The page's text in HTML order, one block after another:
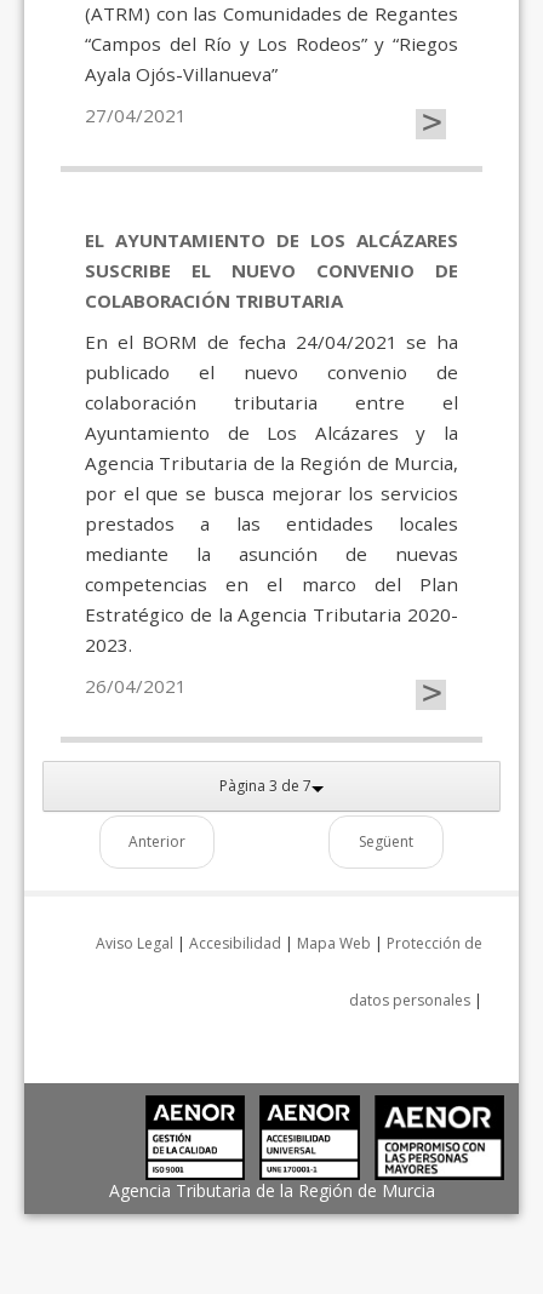
(ATRM) con las Comunidades de Regantes
“Campos del Río y Los Rodeos” y “Riegos
Ayala Ojós-Villanueva”
27/04/2021
>
EL AYUNTAMIENTO DE LOS ALCÁZARES
SUSCRIBE EL NUEVO CONVENIO DE
COLABORACIÓN TRIBUTARIA
En el BORM de fecha 24/04/2021 se ha
publicado el nuevo convenio de
colaboración tributaria entre el
Ayuntamiento de Los Alcázares y la
Agencia Tributaria de la Región de Murcia,
por el que se busca mejorar los servicios
prestados a las entidades locales
mediante la asunción de nuevas
competencias en el marco del Plan
Estratégico de la Agencia Tributaria 2020-
2023.
26/04/2021
>
Pàgina 3 de 7
Anterior Següent
Aviso Legal | Accesibilidad | Mapa Web | Protección de
datos personales |
Agencia Tributaria de la Región de Murcia